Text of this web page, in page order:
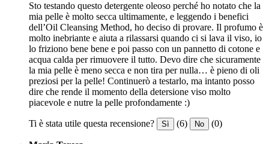
Sto testando questo detergente oleoso perché ho notato che la
mia pelle è molto secca ultimamente, e leggendo i benefici
dell’Oil Cleansing Method, ho deciso di provare. Il profumo è
molto inebriante e aiuta a rilassarsi quando ci si lava il viso, io
lo friziono bene bene e poi passo con un pannetto di cotone e
acqua calda per rimuovere il tutto. Devo dire che sicuramente
la mia pelle è meno secca e non tira per nulla… è pieno di oli
preziosi per la pelle! Continuerò a testarlo, ma intanto posso
dire che rende il momento della detersione viso molto
piacevole e nutre la pelle profondamente :)
Ti è stata utile questa recensione? Sì (6) No (0)